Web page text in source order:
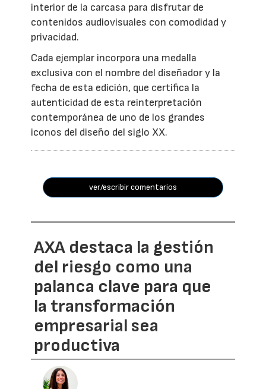
interior de la carcasa para disfrutar de
contenidos audiovisuales con comodidad y
privacidad.
Cada ejemplar incorpora una medalla
exclusiva con el nombre del diseñador y la
fecha de esta edición, que certifica la
autenticidad de esta reinterpretación
contemporánea de uno de los grandes
iconos del diseño del siglo XX.
ver/escribir comentarios
AXA destaca la gestión
del riesgo como una
palanca clave para que
la transformación
empresarial sea
productiva